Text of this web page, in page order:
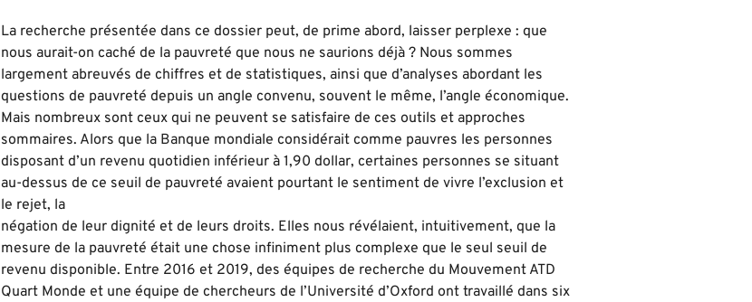
La recherche présentée dans ce dossier peut, de prime abord, laisser perplexe : que
nous aurait-on caché de la pauvreté que nous ne saurions déjà ? Nous sommes
largement abreuvés de chiffres et de statistiques, ainsi que d’analyses abordant les
questions de pauvreté depuis un angle convenu, souvent le même, l’angle économique.
Mais nombreux sont ceux qui ne peuvent se satisfaire de ces outils et approches
sommaires. Alors que la Banque mondiale considérait comme pauvres les personnes
disposant d’un revenu quotidien inférieur à 1,90 dollar, certaines personnes se situant
au-dessus de ce seuil de pauvreté avaient pourtant le sentiment de vivre l’exclusion et
le rejet, la
négation de leur dignité et de leurs droits. Elles nous révélaient, intuitivement, que la
mesure de la pauvreté était une chose infiniment plus complexe que le seul seuil de
revenu disponible. Entre 2016 et 2019, des équipes de recherche du Mouvement ATD
Quart Monde et une équipe de chercheurs de l’Université d’Oxford ont travaillé dans six